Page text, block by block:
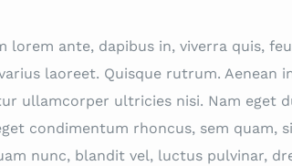
lorem ante, dapibus in, viverra quis,
laoreet. Quisque rutrum. Aenean
ullamcorper ultricies nisi. Nam eget
condimentum rhoncus, sem quam,
nunc, blandit vel, luctus pulvinar,